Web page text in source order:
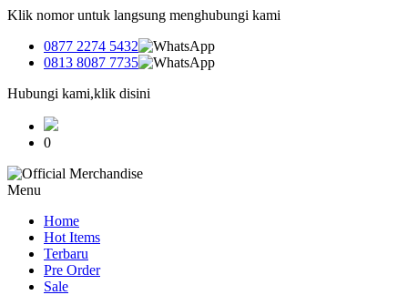
Klik nomor untuk langsung menghubungi kami
0877 2274 5432
0813 8087 7735
Hubungi kami,klik disini
0
Menu
Home
Hot Items
Terbaru
Pre Order
Sale